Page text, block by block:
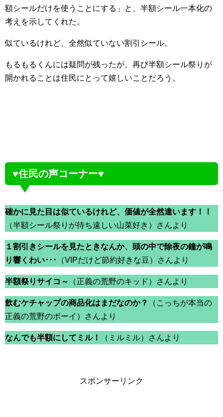
額シールだけを使うことにする」と、半額シール一本化の
考えを示してくれた。
似ているけれど、全然似ていない割引シール。
もるもるくんには疑問が残ったが、再び半額シール祭りが
開かれることは住民にとって嬉しいことだろう。
♥住民の声コーナー♥
確かに見た目は似ているけれど、価値が全然違います！！
（半額シール祭りが待ち遠しい山菜好き）さんより
１割引きシールを見たときなんか、頭の中で除夜の鐘が鳴
り響くわい･･･
（VIPだけど節約好きな豆）さんより
半額祭りサイコ～ （正義の荒野のキッド）さんより
飲むケチャップの商品化はまだなのか？
（こっちが本当の
正義の荒野のボーイ）さんより
なんでも半額にしてミル！ （ミルミル）さんより
スポンサーリンク